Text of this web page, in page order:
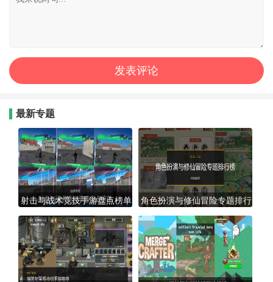
最新专题
射击与战术竞技手游盘点榜单
角色扮演与修仙冒险专题排行